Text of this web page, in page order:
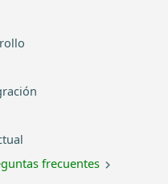
frecuentes